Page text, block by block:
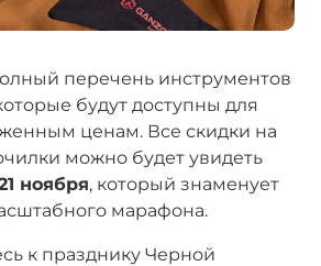
перечень инструментов
будут доступны для
ценам. Все скидки на
можно будет увидеть
ноября, который знаменует
марафона.
к празднику Черной